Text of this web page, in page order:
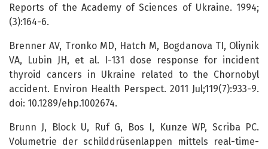
Reports of the Academy of Sciences of Ukraine. 1994;
(3):164-6.
Brenner AV, Tronko MD, Hatch M, Bogdanova TI, Oliynik
VA, Lubin JH, et al. I-131 dose response for incident
thyroid cancers in Ukraine related to the Chornobyl
accident. Environ Health Perspect. 2011 Jul;119(7):933-9.
doi: 10.1289/ehp.1002674.
Brunn J, Block U, Ruf G, Bos I, Kunze WP, Scriba PC.
Volumetrie der schilddrüsenlappen mittels real-time-